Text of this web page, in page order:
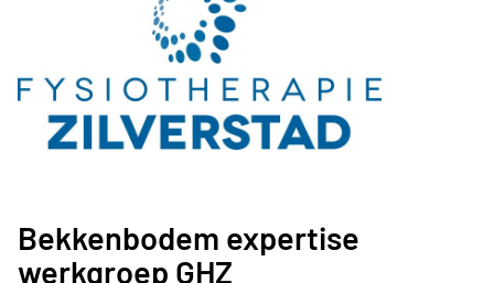
Bekkenbodem expertise
werkgroep GHZ